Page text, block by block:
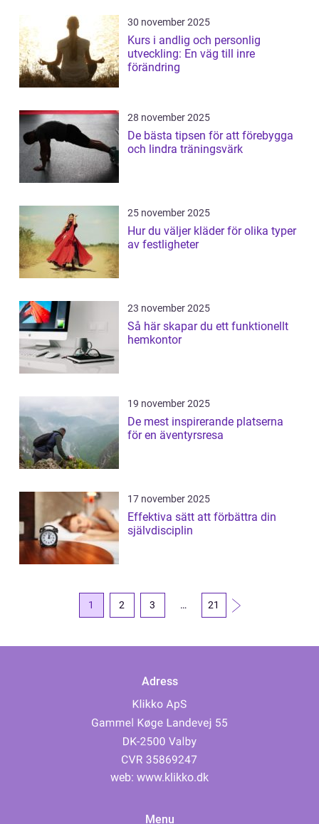
30 november 2025
Kurs i andlig och personlig
utveckling: En väg till inre
förändring
28 november 2025
De bästa tipsen för att förebygga
och lindra träningsvärk
25 november 2025
Hur du väljer kläder för olika typer
av festligheter
23 november 2025
Så här skapar du ett funktionellt
hemkontor
19 november 2025
De mest inspirerande platserna
för en äventyrsresa
17 november 2025
Effektiva sätt att förbättra din
självdisciplin
1 2 3 … 21
Adress
web: www.klikko.dk
Menu